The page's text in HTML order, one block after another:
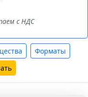
с НДС
Форматы